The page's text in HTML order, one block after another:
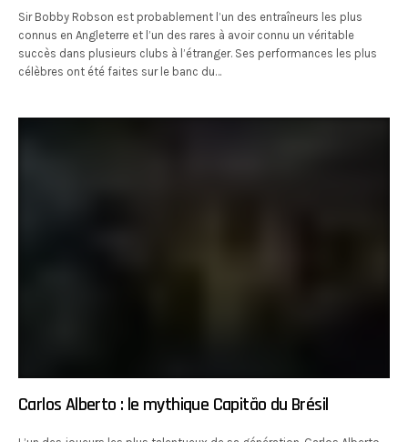
Sir Bobby Robson est probablement l’un des entraîneurs les plus
connus en Angleterre et l’un des rares à avoir connu un véritable
succès dans plusieurs clubs à l’étranger. Ses performances les plus
célèbres ont été faites sur le banc du…
Carlos Alberto : le mythique Capitão du Brésil